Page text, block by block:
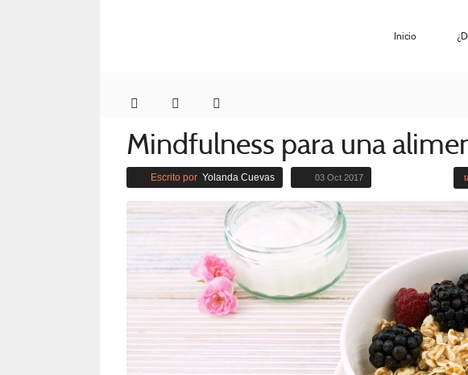
Inicio
Mindfulness para una
Escrito por Yolanda Cuevas 03 Oct 2017